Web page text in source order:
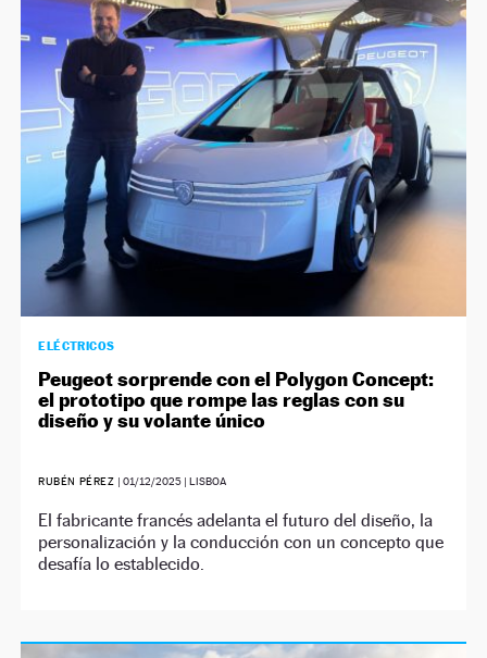
ELÉCTRICOS
Peugeot sorprende con el Polygon Concept:
el prototipo que rompe las reglas con su
diseño y su volante único
RUBÉN PÉREZ |01/12/2025 | LISBOA
El fabricante francés adelanta el futuro del diseño, la
personalización y la conducción con un concepto que
desafía lo establecido.